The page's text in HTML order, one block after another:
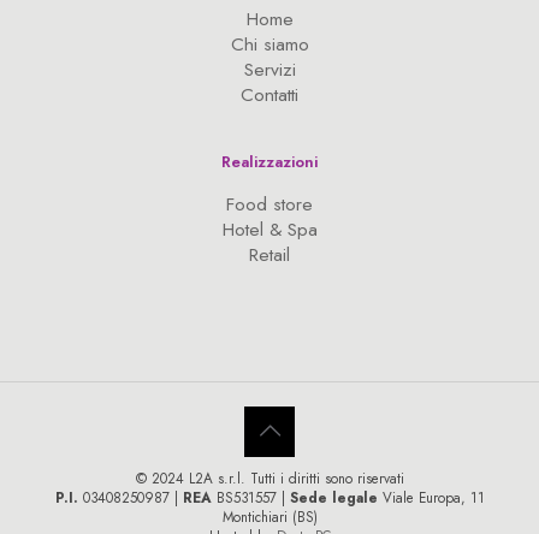
Home
Chi siamo
Servizi
Contatti
Realizzazioni
Food store
Hotel & Spa
Retail
© 2024 L2A s.r.l. Tutti i diritti sono riservati
P.I. 03408250987 | REABS531557 | Sede legale Viale Europa, 11
Montichiari (BS)